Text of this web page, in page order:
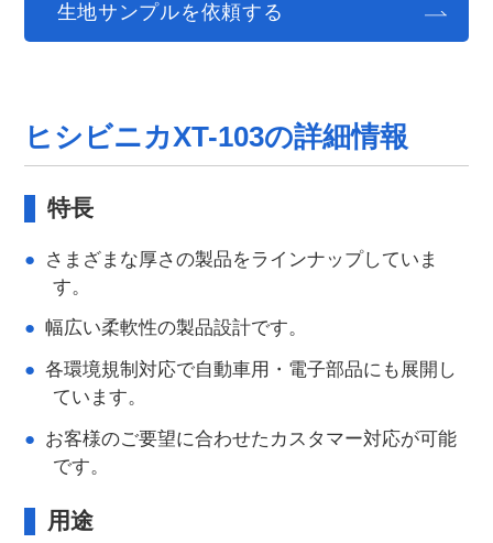
生地サンプルを依頼する
ヒシビニカXT-103の詳細情報
特長
さまざまな厚さの製品をラインナップしていま
す。
幅広い柔軟性の製品設計です。
各環境規制対応で自動車用・電子部品にも展開し
ています。
お客様のご要望に合わせたカスタマー対応が可能
です。
用途